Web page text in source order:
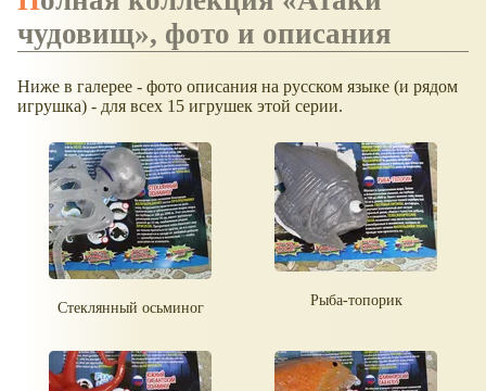
чудовищ , фото и описания
Ниже в галерее - фото описания на русском языке (и рядом
игрушка) - для всех 15 игрушек этой серии.
Стеклянный осьминог Рыба-топорик